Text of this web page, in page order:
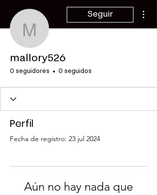
mallory526
Seguir
mallory526
0 seguidores 0 seguidos
Perfil
Fecha de registro: 23 jul 2024
Aún no hay nada que